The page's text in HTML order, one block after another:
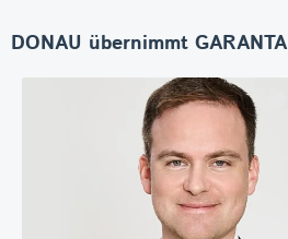
DONAU übernimmt